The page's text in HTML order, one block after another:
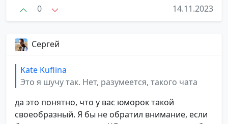
0 14.11.2023
Сергей
Kate Kuflina
Это я шучу так. Нет, разумеется, такого чата
да это понятно, что у вас юморок такой
своеобразный. Я бы не обратил внимание, если